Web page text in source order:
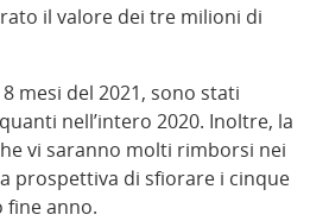
il valore dei tre milioni di
mesi del 2021, sono stati
nell’intero 2020. Inoltre, la
vi saranno molti rimborsi nei
prospettiva di sfiorare i cinque
anno.